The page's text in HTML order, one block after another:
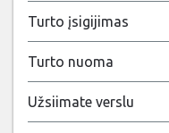
Turto įsigijimas
Turto nuoma
Užsiimate verslu